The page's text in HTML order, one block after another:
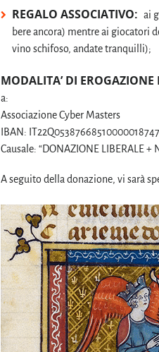
REGALO ASSOCIATIVO: ai
bere ancora) mentre ai giocatori
vino schifoso, andate tranquilli);
MODALITA’ DI
a:
Associazione Cyber Masters
IBAN:
Causale: “DONAZIONE LIBERALE +
A seguito della donazione, vi sarà